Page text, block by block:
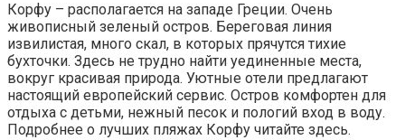
Корфу – располагается на западе Греции. Очень
живописный зеленый остров. Береговая линия
извилистая, много скал, в которых прячутся тихие
бухточки. Здесь не трудно найти уединенные места,
вокруг красивая природа. Уютные отели предлагают
настоящий европейский сервис. Остров комфортен для
отдыха с детьми, нежный песок и пологий вход в воду.
Подробнее о лучших пляжах Корфу читайте здесь.